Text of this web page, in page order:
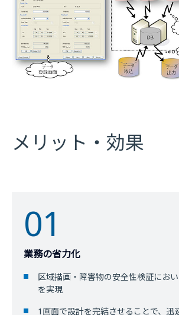
メリット・効果
01
業務の省力化
区域描画・障害物の安全性検証にお
を実現
1画面で設計を完結させることで、迅